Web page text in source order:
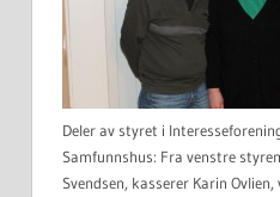
Deler av styret i
Samfunnshus: Fra venstre
Svendsen, kasserer Karin